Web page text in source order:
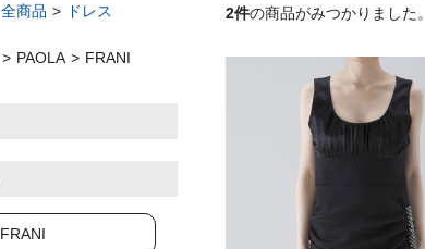
全商品 ドレス
PAOLA FRANI
2件の商品がみつかりました。